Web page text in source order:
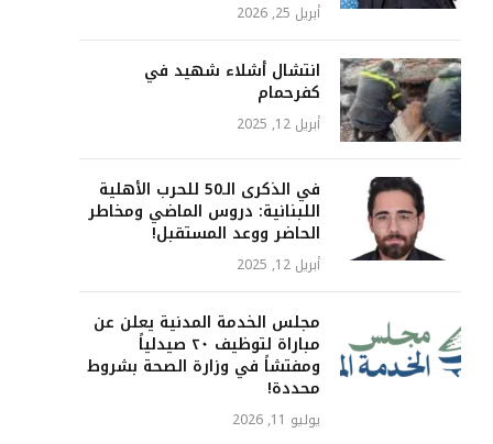
أبريل 25, 2026
انتشال أشلاء شهيد في
كفرحمام
أبريل 12, 2025
في الذكرى الـ50 للحرب الأهلية
اللبنانية: دروس الماضي ومخاطر
الحاضر ووعد المستقبل!
أبريل 12, 2025
مجلس الخدمة المدنية يعلن عن
مباراة لتوظيف ٢٠ صيدلياً
ومفتشاً في وزارة الصحة بشروط
محددة!
يوليو 11, 2026